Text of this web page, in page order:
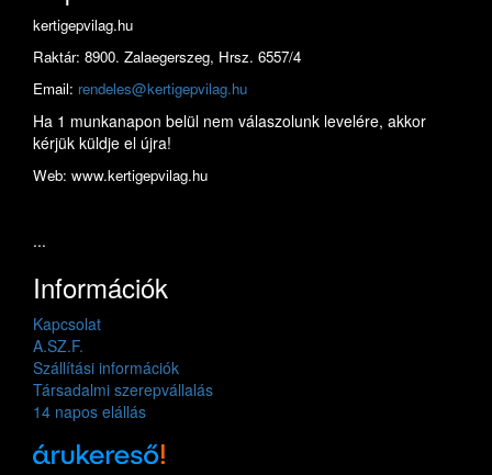
kertigepvilag.hu
Raktár: 8900. Zalaegerszeg, Hrsz. 6557/4
Email: rendeles@kertigepvilag.hu
Ha 1 munkanapon belül nem válaszolunk levelére, akkor
kérjük küldje el újra!
Web: www.kertigepvilag.hu
...
Információk
Kapcsolat
A.SZ.F.
Szállítási információk
Társadalmi szerepvállalás
14 napos elállás